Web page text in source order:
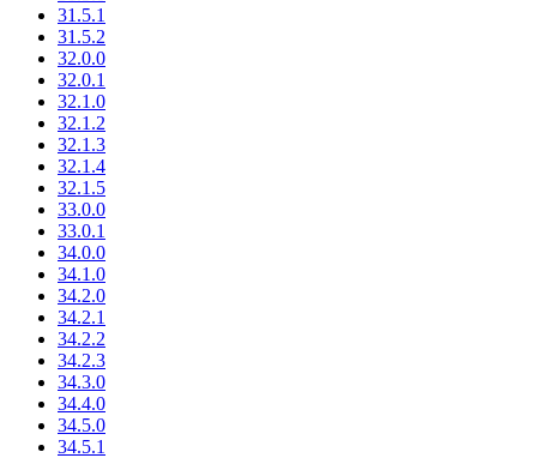
31.5.1
31.5.2
32.0.0
32.0.1
32.1.0
32.1.2
32.1.3
32.1.4
32.1.5
33.0.0
33.0.1
34.0.0
34.1.0
34.2.0
34.2.1
34.2.2
34.2.3
34.3.0
34.4.0
34.5.0
34.5.1